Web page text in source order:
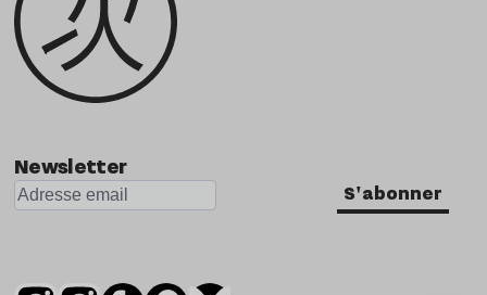
Newsletter
S'abonner